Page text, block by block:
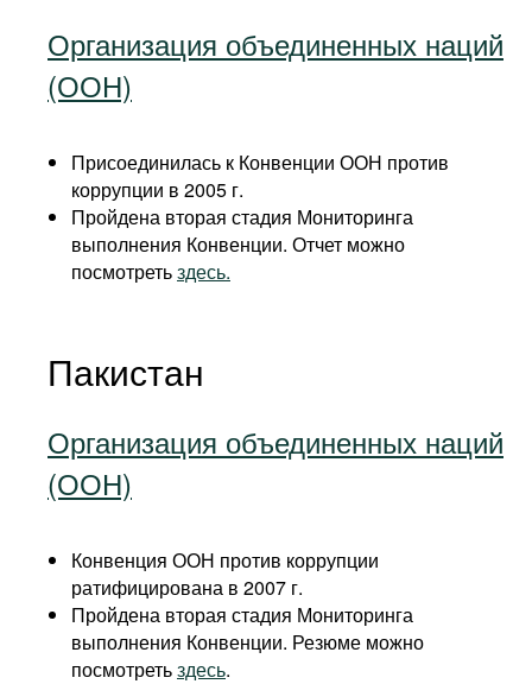
Организация объединенных наций
(ООН)
Присоединилась к Конвенции ООН против
коррупции в 2005 г.
Пройдена вторая стадия Мониторинга
выполнения Конвенции. Отчет можно
посмотретьздесь.
Пакистан
Организация объединенных наций
(ООН)
Конвенция ООН против коррупции
ратифицирована в 2007 г.
Пройдена вторая стадия Мониторинга
выполнения Конвенции. Резюме можно
посмотретьздесь.